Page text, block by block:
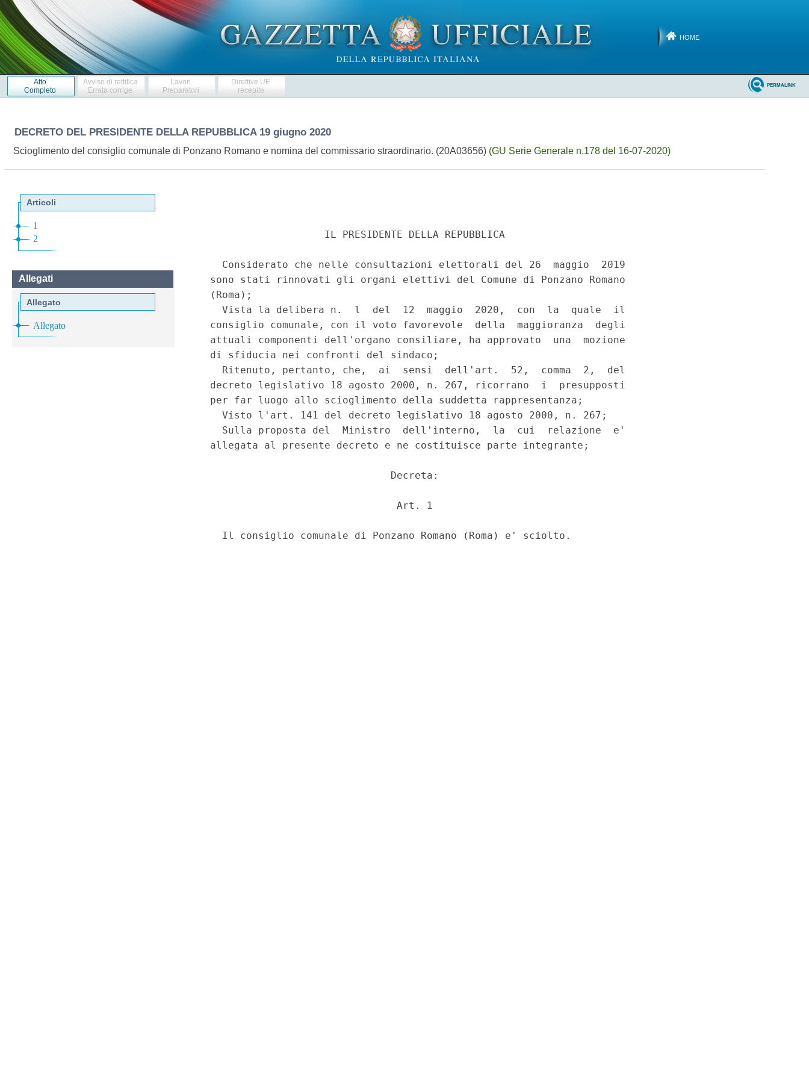
HOME
Atto
Completo
Avviso di rettifica
Errata corrige
Lavori
Preparatori
Direttive UE
recepite
PERMALINK
DECRETO DEL PRESIDENTE DELLA REPUBBLICA 19 giugno 2020
Scioglimento del consiglio comunale di Ponzano Romano e nomina del commissario straordinario. (20A03656) (GU Serie Generale n.178 del 16-07-2020)